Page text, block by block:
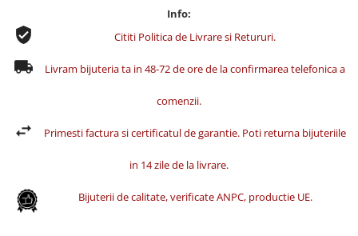
Info:
Cititi Politica de Livrare si Retururi.
Livram bijuteria ta in 48-72 de ore de la confirmarea telefonica a
comenzii.
Primesti factura si certificatul de garantie. Poti returna bijuteriile
in 14 zile de la livrare.
Bijuterii de calitate, verificate ANPC, productie UE.